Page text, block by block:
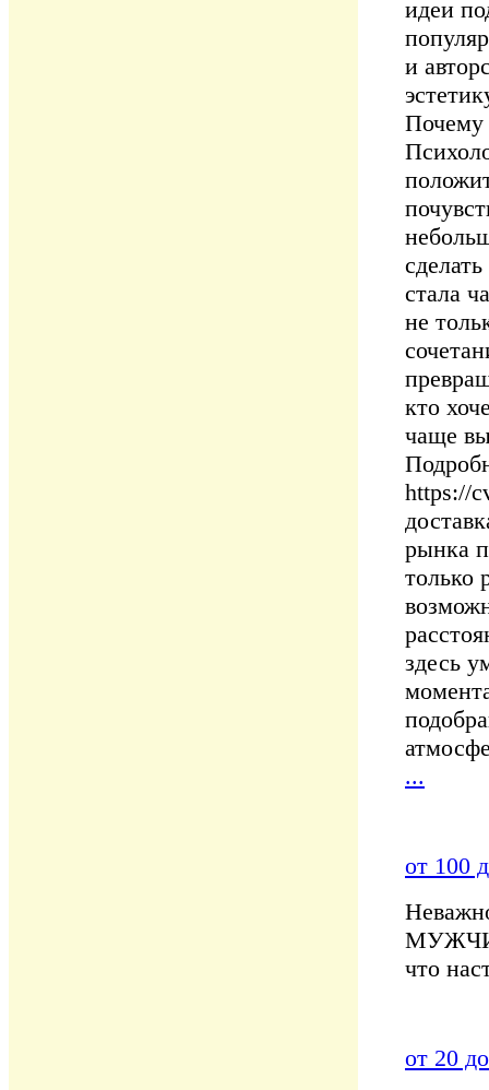
идеи
и
Почему
стала
не
кто
чаще
https://
рынка
только
здесь
...
от 100
что
от 20